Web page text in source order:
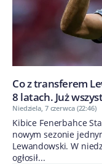
Co z transferem
8 latach. Już
Niedziela, 7 czerwca (22:46)
Kibice Fenerbahce
nowym sezonie
Lewandowski. W
ogłosił...